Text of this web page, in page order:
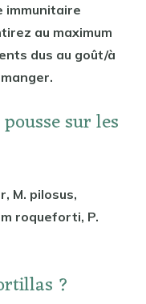
immunitaire
au maximum
dus au goût/à
sur les
M. pilosus,
roqueforti, P.
?